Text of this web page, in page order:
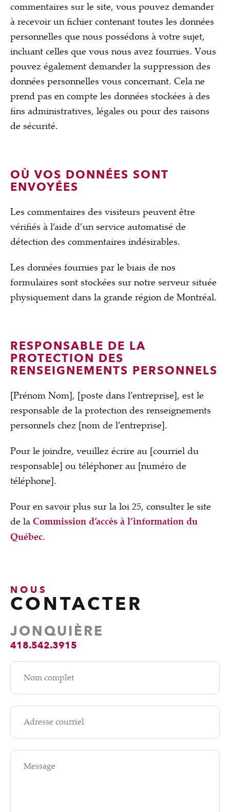
commentaires sur le site, vous pouvez demander
à recevoir un fichier contenant toutes les données
personnelles que nous possédons à votre sujet,
incluant celles que vous nous avez fournies. Vous
pouvez également demander la suppression des
données personnelles vous concernant. Cela ne
prend pas en compte les données stockées à des
fins administratives, légales ou pour des raisons
de sécurité.
OÙ VOS DONNÉES SONT
ENVOYÉES
Les commentaires des visiteurs peuvent être
vérifiés à l’aide d’un service automatisé de
détection des commentaires indésirables.
Les données fournies par le biais de nos
formulaires sont stockées sur notre serveur située
physiquement dans la grande région de Montréal.
RESPONSABLE DE LA
PROTECTION DES
RENSEIGNEMENTS PERSONNELS
[Prénom Nom], [poste dans l’entreprise], est le
responsable de la protection des renseignements
personnels chez [nom de l’entreprise].
Pour le joindre, veuillez écrire au [courriel du
responsable] ou téléphoner au [numéro de
téléphone].
Pour en savoir plus sur la loi 25, consulter le site
de la Commission d’accès à l’information du
Québec.
NOUS
CONTACTER
JONQUIÈRE
418.542.3915
Nom complet
Adresse courriel
Message